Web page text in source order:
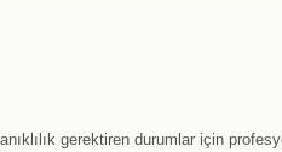
gerektiren durumlar için